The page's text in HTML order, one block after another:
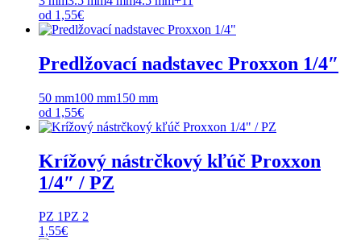
od 1,55€
Predlžovací nadstavec Proxxon 1/4″
50 mm100 mm150 mm
od 1,55€
Krížový nástrčkový kľúč Proxxon
1/4″ / PZ
PZ 1PZ 2
1,55€